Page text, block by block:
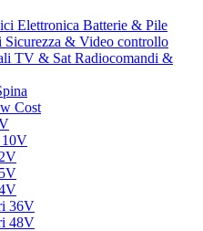
Elettronica Batterie & Pile
Sicurezza & Video controllo
TV & Sat Radiocomandi &
Cost
36V
48V